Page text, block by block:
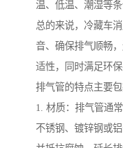
温、低温、潮湿等条
总的来说，冷藏车
音、确保排气顺畅
适性，同时满足环保
排气管的特点主要包
1. 材质：排气管通
不锈钢、镀锌钢或